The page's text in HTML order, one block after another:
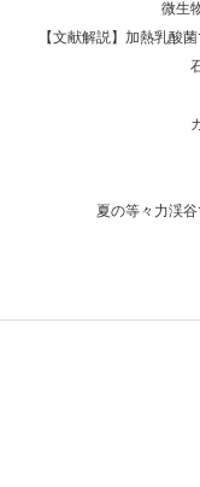
微生
【文献解説】加熱乳酸
夏の等々力渓